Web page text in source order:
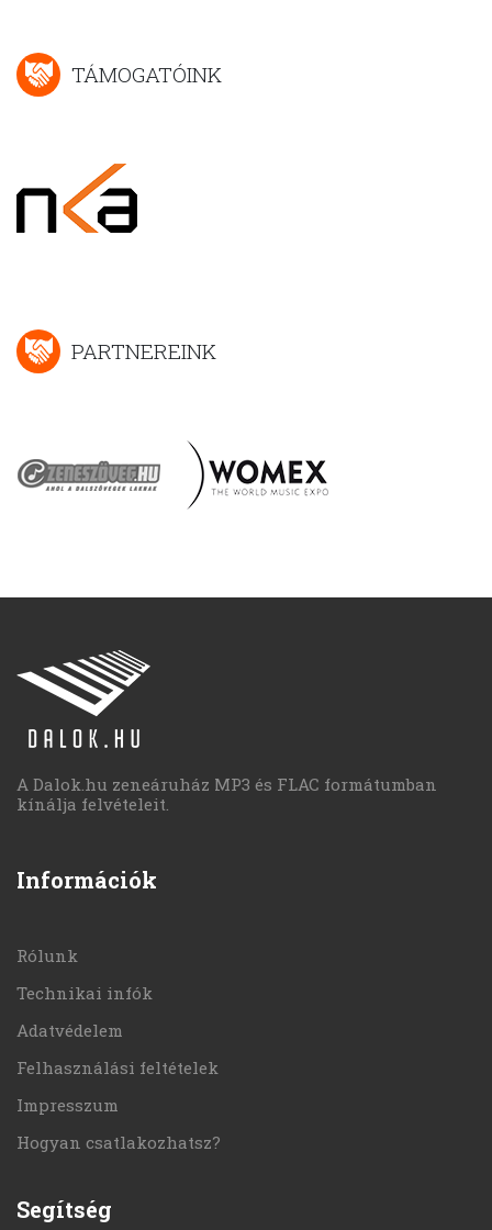
TÁMOGATÓINK
PARTNEREINK
A Dalok.hu zeneáruház MP3 és FLAC formátumban
kínálja felvételeit.
Információk
Rólunk
Technikai infók
Adatvédelem
Felhasználási feltételek
Impresszum
Hogyan csatlakozhatsz?
Segítség